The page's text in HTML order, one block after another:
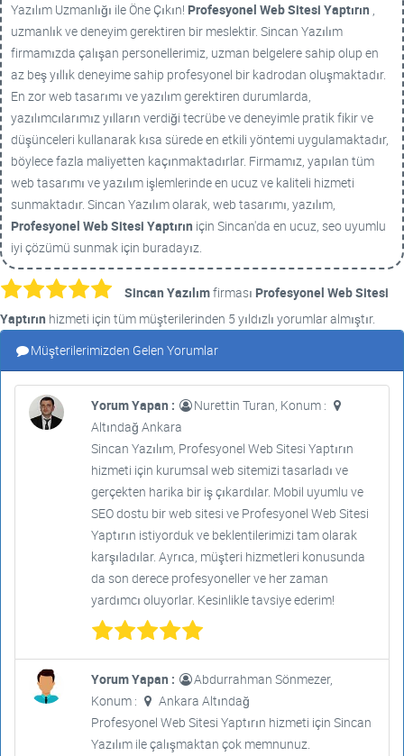
Yazılım Uzmanlığı ile Öne Çıkın! Profesyonel Web Sitesi Yaptırın ,
uzmanlık ve deneyim gerektiren bir meslektir. Sincan Yazılım
firmamızda çalışan personellerimiz, uzman belgelere sahip olup en
az beş yıllık deneyime sahip profesyonel bir kadrodan oluşmaktadır.
En zor web tasarımı ve yazılım gerektiren durumlarda,
yazılımcılarımız yılların verdiği tecrübe ve deneyimle pratik fikir ve
düşünceleri kullanarak kısa sürede en etkili yöntemi uygulamaktadır,
böylece fazla maliyetten kaçınmaktadırlar. Firmamız, yapılan tüm
web tasarımı ve yazılım işlemlerinde en ucuz ve kaliteli hizmeti
sunmaktadır. Sincan Yazılım olarak, web tasarımı, yazılım,
Profesyonel Web Sitesi Yaptırın için Sincan'da en ucuz, seo uyumlu
iyi çözümü sunmak için buradayız.
Sincan Yazılımfirması Profesyonel Web Sitesi
Yaptırın hizmeti için tüm müşterilerinden 5 yıldızlı yorumlar almıştır.
Müşterilerimizden Gelen Yorumlar
Yorum Yapan :
Nurettin Turan, Konum :
Altındağ Ankara
Sincan Yazılım, Profesyonel Web Sitesi Yaptırın
hizmeti için kurumsal web sitemizi tasarladı ve
gerçekten harika bir iş çıkardılar. Mobil uyumlu ve
SEO dostu bir web sitesi ve Profesyonel Web Sitesi
Yaptırın istiyorduk ve beklentilerimizi tam olarak
karşıladılar. Ayrıca, müşteri hizmetleri konusunda
da son derece profesyoneller ve her zaman
yardımcı oluyorlar. Kesinlikle tavsiye ederim!
Yorum Yapan :
Abdurrahman Sönmezer,
Konum :
Ankara Altındağ
Profesyonel Web Sitesi Yaptırın hizmeti için Sincan
Yazılım ile çalışmaktan çok memnunuz.